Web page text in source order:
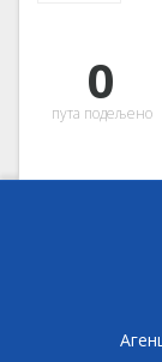
0
пута подељено